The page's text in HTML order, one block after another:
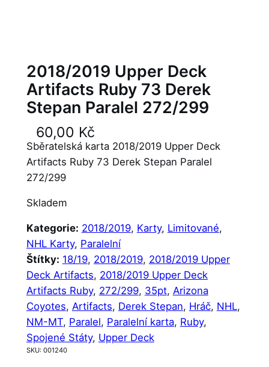
2018/2019 Upper Deck
Artifacts Ruby 73 Derek
Stepan Paralel 272/299
60,00 Kč
Sběratelská karta 2018/2019 Upper Deck
Artifacts Ruby 73 Derek Stepan Paralel
272/299
Skladem
Kategorie: 2018/2019, Karty, Limitované
NHL Karty, Paralelní
Štítky: 18/19, 2018/2019, 2018/2019 Upper
Deck Artifacts, 2018/2019 Upper Deck
Artifacts Ruby, 272/299, 35pt, Arizona
Coyotes, Artifacts, Derek Stepan, Hráč, NHL
NM-MT, Paralel, Paralelní karta, Ruby
Spojené Státy, Upper Deck
SKU: 001240